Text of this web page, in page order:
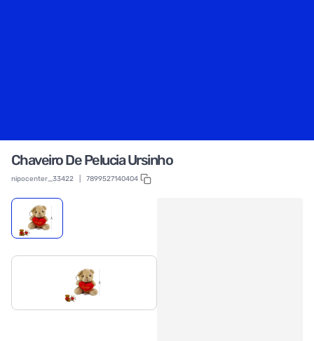
Chaveiro De Pelucia Ursinho
nipocenter_33422 7899527140404